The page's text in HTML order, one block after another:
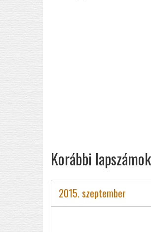
Korábbi lapszámok
2015. szeptember